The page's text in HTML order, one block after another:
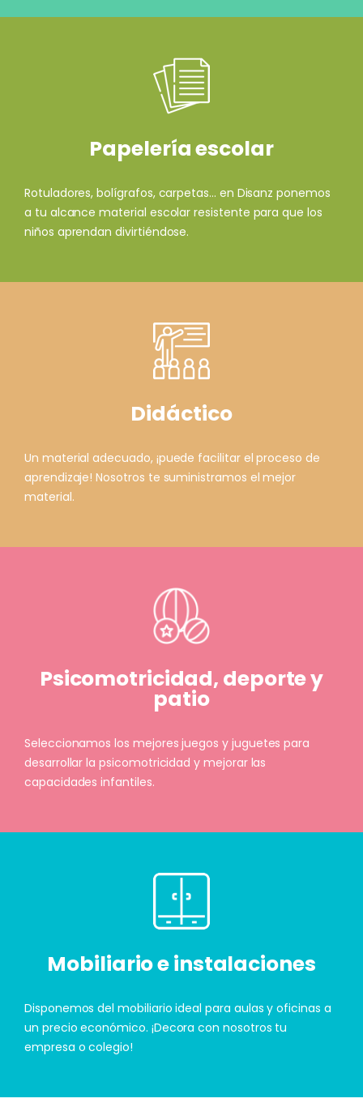
Papelería escolar
Rotuladores, bolígrafos, carpetas... en Disanz ponemos
a tu alcance material escolar resistente para que los
niños aprendan divirtiéndose.
Didáctico
Un material adecuado, ¡puede facilitar el proceso de
aprendizaje! Nosotros te suministramos el mejor
material.
Psicomotricidad, deporte y
patio
Seleccionamos los mejores juegos y juguetes para
desarrollar la psicomotricidad y mejorar las
capacidades infantiles.
Mobiliario e instalaciones
Disponemos del mobiliario ideal para aulas y oficinas a
un precio económico. ¡Decora con nosotros tu
empresa o colegio!